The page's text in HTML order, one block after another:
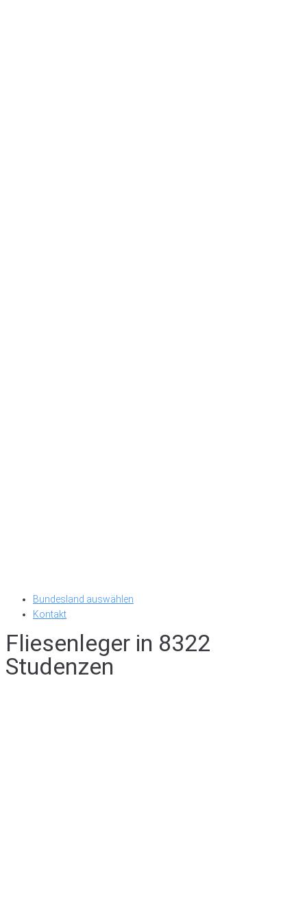
Bundesland auswählen
Kontakt
Fliesenleger in 8322
Studenzen